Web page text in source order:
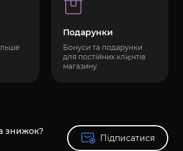
Подарунки
Бонуси та подарунки
для постійних клієнтів
магазину
знижок?
Підписатися
Підписатися